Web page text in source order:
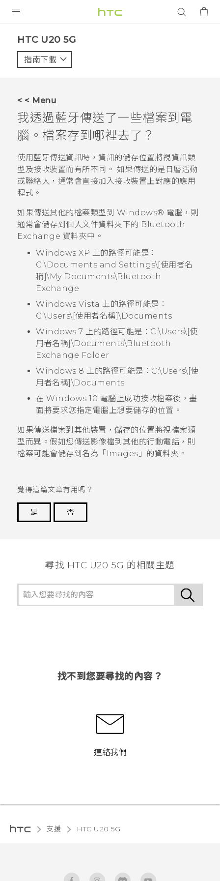
VIVE
VIVERSE
應用程式
支援服務
登入
‎HTC U20 5G‎
指南下載
< < Menu
我透過藍牙傳送了一些檔案到電
腦。檔案存到哪裡去了？
使用藍牙傳送資訊時，資訊的儲存位置將視資訊類
型及接收裝置而有所不同。 如果傳送的是日曆活動
或聯絡人，通常會直接加入接收裝置上對應的應用
程式。
如果傳送其他的檔案類型到 Windows® 電腦，則
通常會儲存到個人文件資料夾下的 Bluetooth
Exchange 資料夾中。
Windows XP 上的路徑可能是：
C:\Documents and Settings\[使用者名
稱]\My Documents\Bluetooth
Exchange
Windows Vista 上的路徑可能是：
C:\Users\[使用者名稱]\Documents
Windows 7 上的路徑可能是： C:\Users\[使
用者名稱]\Documents\Bluetooth
Exchange Folder
Windows 8 上的路徑可能是： C:\Users\[使
用者名稱]\Documents
在 Windows 10 電腦上成功接收檔案後，畫
面將要求您指定電腦上想要儲存的位置。
如果傳送檔案到其他裝置，儲存的位置將視檔案類
型而異。假如您傳送影像檔到其他的行動電話，則
檔案可能會儲存到名為「Images」的資料夾。
覺得這篇文章有用嗎？
是
否
尋找 ‎HTC U20 5G 的相關主題
找不到您要尋找的內容？
連絡我們
支援 ‎HTC U20 5G‎